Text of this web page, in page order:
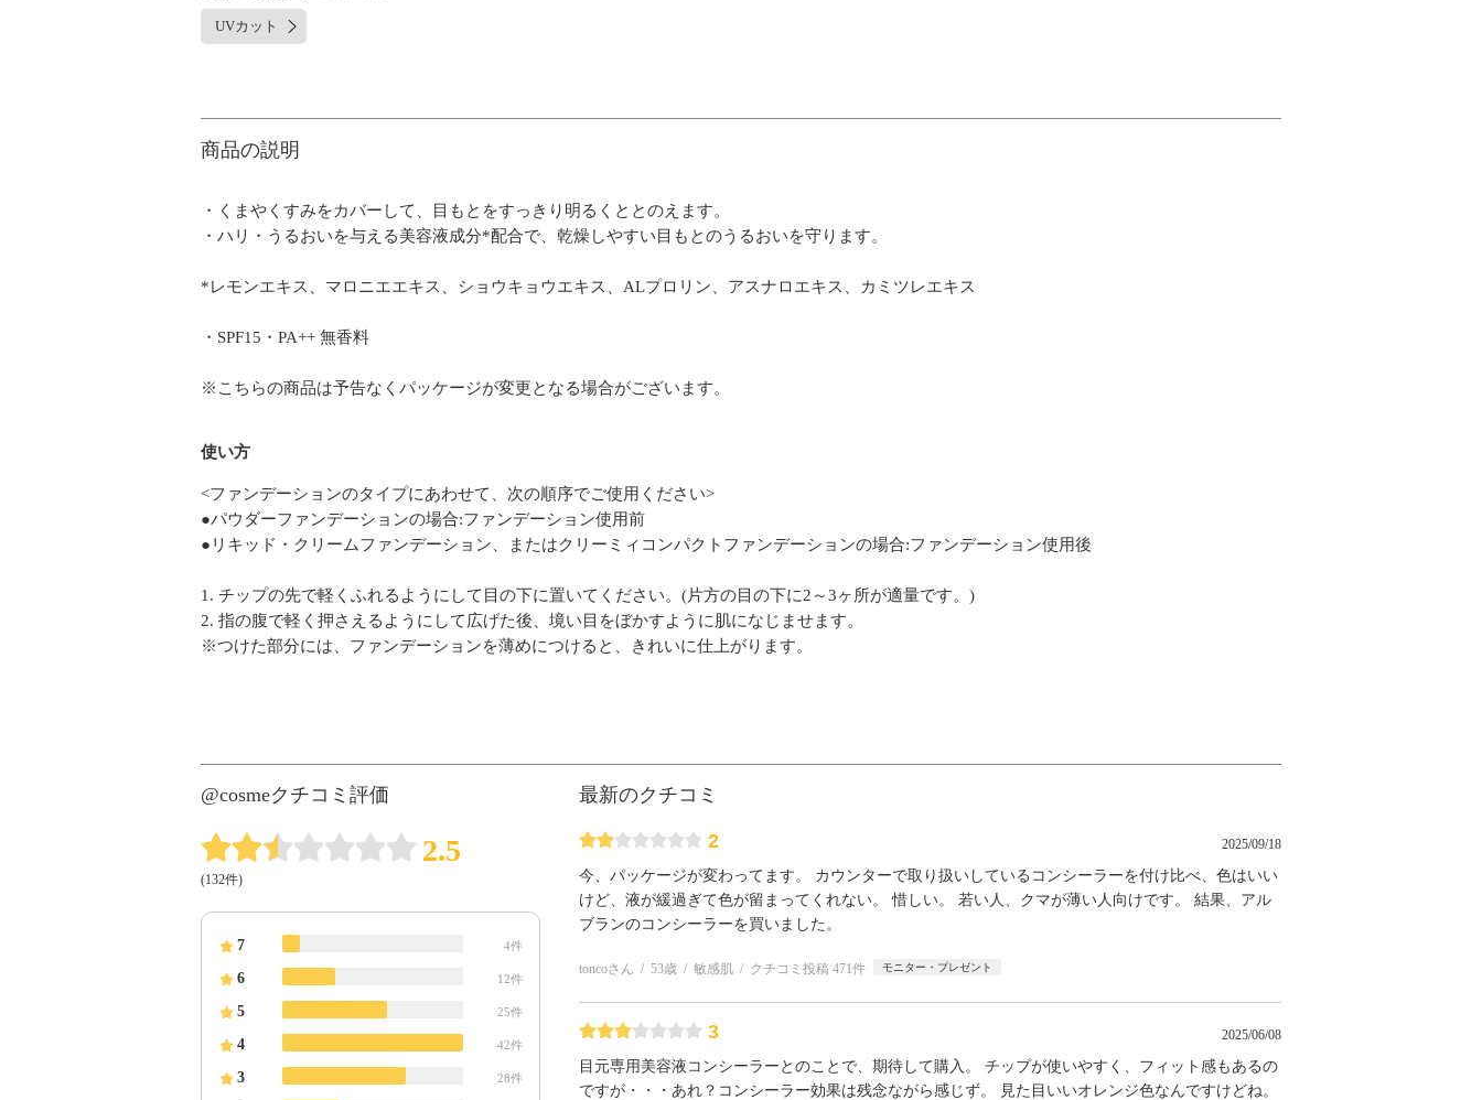
UVカット
商品の説明
・くまやくすみをカバーして、目もとをすっきり明るくととのえます。
・ハリ・うるおいを与える美容液成分*配合で、乾燥しやすい目もとのうるおいを守ります。
*レモンエキス、マロニエエキス、ショウキョウエキス、ALプロリン、アスナロエキス、カミツレエキス
・SPF15・PA++ 無香料
※こちらの商品は予告なくパッケージが変更となる場合がございます。
使い方
<ファンデーションのタイプにあわせて、次の順序でご使用ください>
●パウダーファンデーションの場合:ファンデーション使用前
●リキッド・クリームファンデーション、またはクリーミィコンパクトファンデーションの場合:ファンデーション使用後
1. チップの先で軽くふれるようにして目の下に置いてください。(片方の目の下に2～3ヶ所が適量です。)
2. 指の腹で軽く押さえるようにして広げた後、境い目をぼかすように肌になじませます。
※つけた部分には、ファンデーションを薄めにつけると、きれいに仕上がります。
@cosmeクチコミ評価
2.5
(132件)
7 4件
6 12件
5 25件
4 42件
3 28件
最新のクチコミ
2 2025/09/18
今、パッケージが変わってます。 カウンターで取り扱いしているコンシーラーを付け比べ、色はいい
けど、液が緩過ぎて色が留まってくれない。 惜しい。 若い人、クマが薄い人向けです。 結果、アル
ブランのコンシーラーを買いました。
toncoさん 53歳 敏感肌 クチコミ投稿 471件 モニター・プレゼント
3 2025/06/08
目元専用美容液コンシーラーとのことで、期待して購入。 チップが使いやすく、フィット感もあるの
ですが・・・あれ？コンシーラー効果は残念ながら感じず。 見た目いいオレンジ色なんですけどね。